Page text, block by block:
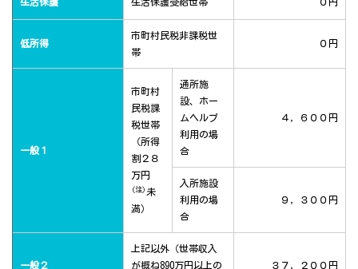
低所得
市町村民税非課税世
帯
０円
一般１
市町村
民税課
税世帯
（所得
割２８
万円
(注) 未
満）
通所施
設、ホー
ムヘルプ
利用の場
合
４，６００円
入所施設
利用の場
合
９，３００円
一般２
上記以外（世帯収入
が概ね890万円以上の
３７，２００円